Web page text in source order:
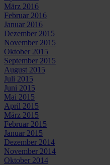
März 2016
Februar 2016
Januar 2016
Dezember 2015
November 2015
Oktober 2015
September 2015
August 2015
Juli 2015
Juni 2015
Mai 2015
April 2015
März 2015
Februar 2015
Januar 2015
Dezember 2014
November 2014
Oktober 2014